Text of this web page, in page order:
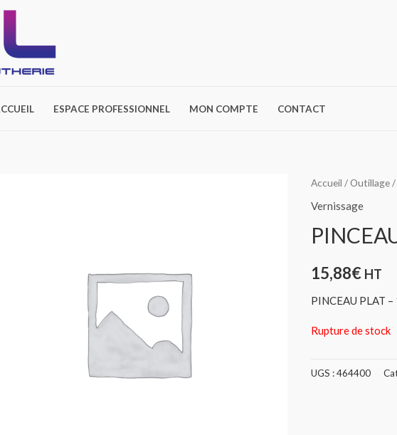
ESPACE PROFESSIONNEL MON COMPTE CONTACT
Accueil /Outillage
Vernissage
15,88€ HT
PINCEAU PLAT –
Rupture de stock
UGS :464400